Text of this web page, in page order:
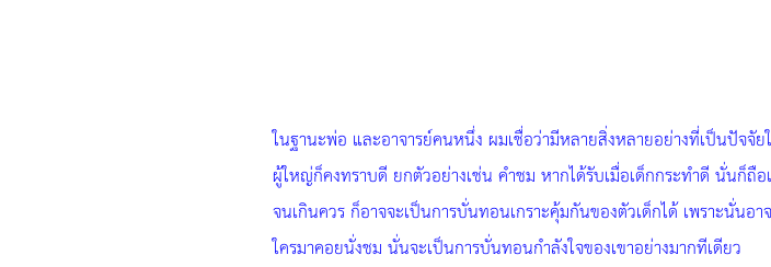
ในฐานะพ่อ และอาจารย์คนหนึ่ง ผมเชื่อว่ามีหลายสิ่งหลายอย่างที่เป็นปัจ
ผู้ใหญ่ก็คงทราบดี ยกตัวอย่างเช่น คำชม หากได้รับเมื่อเด็กกระทำดี นั่นก็
จนเกินควร ก็อาจจะเป็นการบั่นทอนเกราะคุ้มกันของตัวเด็กได้ เพราะนั่นอ
ใครมาคอยนั่งชม นั่นจะเป็นการบั่นทอนกำลังใจของเขาอย่างมากทีเดียว